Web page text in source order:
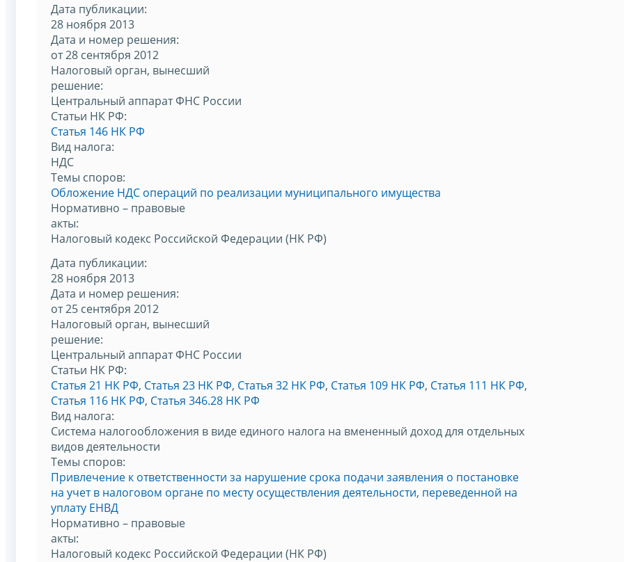
Дата публикации:
28 ноября 2013
Дата и номер решения:
от 28 сентября 2012
Налоговый орган, вынесший
решение:
Центральный аппарат ФНС России
Статьи НК РФ:
Статья 146 НК РФ
Вид налога:
НДС
Темы споров:
Обложение НДС операций по реализации муниципального имущества
Нормативно – правовые
акты:
Налоговый кодекс Российской Федерации (НК РФ)
Дата публикации:
28 ноября 2013
Дата и номер решения:
от 25 сентября 2012
Налоговый орган, вынесший
решение:
Центральный аппарат ФНС России
Статьи НК РФ:
Статья 21 НК РФ, Статья 23 НК РФ, Статья 32 НК РФ, Статья 109 НК РФ, Статья 111 НК РФ,
Статья 116 НК РФ, Статья 346.28 НК РФ
Вид налога:
Система налогообложения в виде единого налога на вмененный доход для отдельных
видов деятельности
Темы споров:
Привлечение к ответственности за нарушение срока подачи заявления о постановке
на учет в налоговом органе по месту осуществления деятельности, переведенной на
уплату ЕНВД
Нормативно – правовые
акты:
Налоговый кодекс Российской Федерации (НК РФ)